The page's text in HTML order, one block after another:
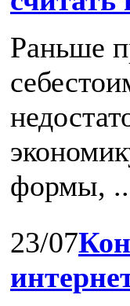
Раньше
формы,
23/07